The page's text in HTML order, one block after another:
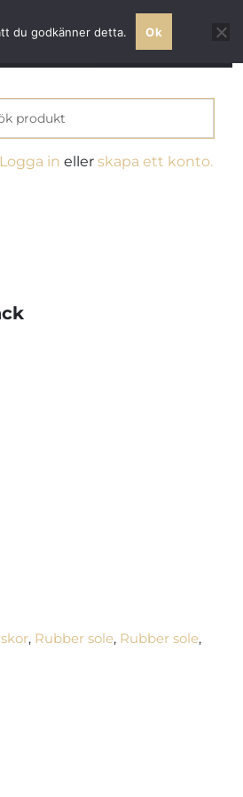
Logga in eller skapa ett konto.
, Rubber sole, Rubber sole,
du godkänner detta. Ok